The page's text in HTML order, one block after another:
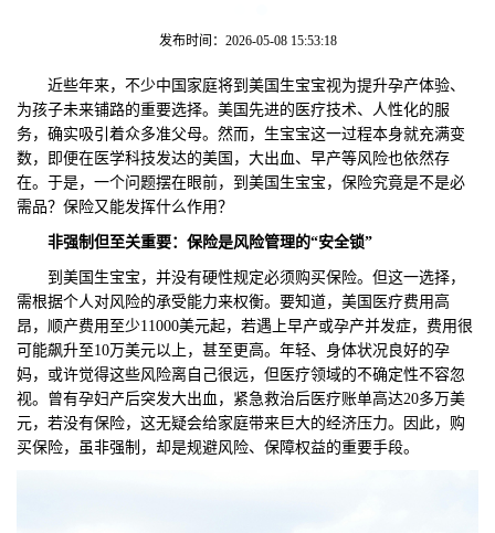
估
市
发布时间：2026-05-08 15:53:18
近些年来，不少中国家庭将到美国生宝宝视为提升孕产体验、
为孩子未来铺路的重要选择。美国先进的医疗技术、人性化的服
务，确实吸引着众多准父母。然而，生宝宝这一过程本身就充满变
数，即便在医学科技发达的美国，大出血、早产等风险也依然存
在。于是，一个问题摆在眼前，到美国生宝宝，保险究竟是不是必
需品？保险又能发挥什么作用？
非强制但至关重要：保险是风险管理的“安全锁”
到美国生宝宝，并没有硬性规定必须购买保险。但这一选择，
需根据个人对风险的承受能力来权衡。要知道，美国医疗费用高
昂，顺产费用至少11000美元起，若遇上早产或孕产并发症，费用很
可能飙升至10万美元以上，甚至更高。年轻、身体状况良好的孕
妈，或许觉得这些风险离自己很远，但医疗领域的不确定性不容忽
视。曾有孕妇产后突发大出血，紧急救治后医疗账单高达20多万美
元，若没有保险，这无疑会给家庭带来巨大的经济压力。因此，购
买保险，虽非强制，却是规避风险、保障权益的重要手段。